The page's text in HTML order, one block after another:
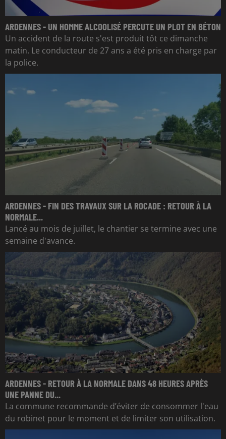
ARDENNES - UN HOMME ALCOOLISÉ PERCUTE UN PLOT EN BÉTON
Un accident de la route s'est produit tôt ce dimanche
matin. Le conducteur de 27 ans a été pris en charge par
la police.
ARDENNES - FIN DES TRAVAUX SUR LA ROCADE : RETOUR À LA
NORMALE...
Lancé au mois de juillet, le chantier se termine avec une
semaine d'avance.
ARDENNES - RETOUR À LA NORMALE DANS 48 HEURES APRÈS
UNE PANNE DU...
La commune recommande d’éviter de consommer l'eau
du robinet pour le moment et de limiter son utilisation.